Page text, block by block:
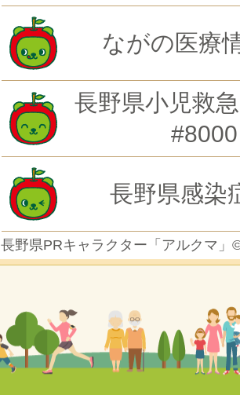
ながの医療
長野県小児救
#8000
長野県感染
長野県PRキャラクター「アルクマ」